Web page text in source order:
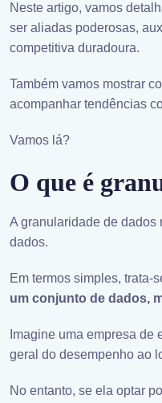
Neste artigo, vamos
ser aliadas poderosas,
competitiva duradoura.
Também vamos mostrar
acompanhar tendências
Vamos lá?
O que é
A granularidade de dados
dados.
Em termos simples, trata-
um conjunto de dados,
Imagine uma empresa
geral do desempenho ao
No entanto, se ela optar